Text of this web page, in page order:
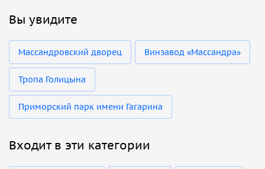
Вы увидите
Массандровский дворец Винзавод «Массандра»
Тропа Голицына
Приморский парк имени Гагарина
Входит в эти категории